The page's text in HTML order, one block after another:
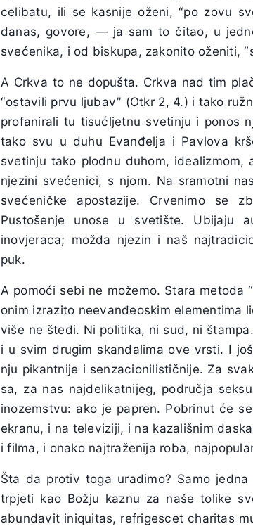
celibatu, ili se kasnije oženi, “po zovu
danas, govore, — ja sam to čitao, u
svećenika, i od biskupa, zakonito oženiti,
A Crkva to ne dopušta. Crkva nad tim
“ostavili prvu ljubav” (Otkr 2, 4.) i tako
profanirali tu tisućljetnu svetinju i ponos
tako svu u duhu Evanđelja i Pavlova
svetinju tako plodnu duhom,
njezini svećenici, s njom. Na sramotni
svećeničke apostazije. Crvenimo se
Pustošenje unose u svetište. Ubijaju
inovjeraca; možda njezin i naš
puk.
A pomoći sebi ne možemo. Stara
onim izrazito neevanđeoskim
više ne štedi. Ni politika, ni sud, ni
i u svim drugim skandalima ove vrsti. I
nju pikantnije i senzacionilističnije. Za
sa, za nas najdelikatnijeg, područja
inozemstvu: ako je papren. Pobrinut će
ekranu, i na televiziji, i na kazališnim
i filma, i onako najtraženija roba,
Šta da protiv toga uradimo? Samo
trpjeti kao Božju kaznu za naše tolike
abundavit iniquitas, refrigescet charitas